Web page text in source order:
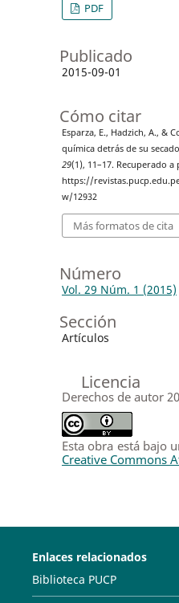
PDF
Publicado
2015-09-01
Cómo citar
Esparza, E., Hadzich, A., &
química detrás de su
29(1), 11–17. Recuperado
https://
w/12932
Más formatos de cita
Número
Vol. 29 Núm. 1 (2015)
Sección
Artículos
Licencia
Derechos de autor
Esta obra está bajo
Creative Commons
Enlaces relacionados
Biblioteca PUCP